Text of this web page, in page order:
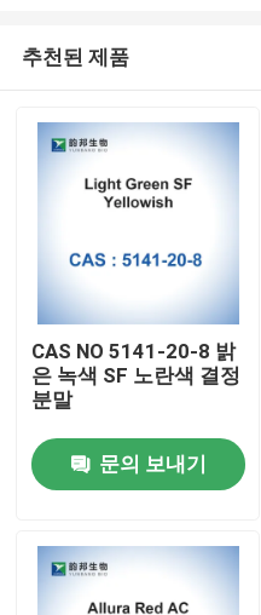
집
추천된 제품
CAS NO 5141-20-8 밝
은 녹색 SF 노란색 결정
분말
문의 보내기